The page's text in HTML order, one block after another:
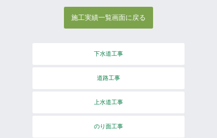
施工実績一覧画面に戻る
下水道工事
道路工事
上水道工事
のり面工事